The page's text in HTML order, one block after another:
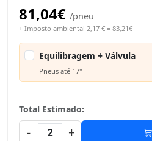
81,04€ /pneu
+ Imposto ambiental 2,17 € = 83,21€
Equilibragem + Válvula
Pneus até 17"
Total Estimado:
-
2 +